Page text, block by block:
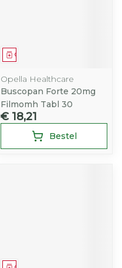
Geneesmiddel
Opella Healthcare
Buscopan Forte 20mg
Filmomh Tabl 30
€ 18,21
Bestel